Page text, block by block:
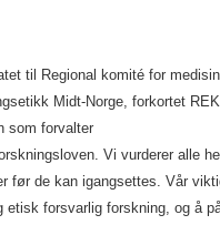
til Regional komité for
Midt-Norge, forkortet
som forvalter
Vi vurderer alle
før de kan igangsettes. Vår
etisk forsvarlig forskning, og å